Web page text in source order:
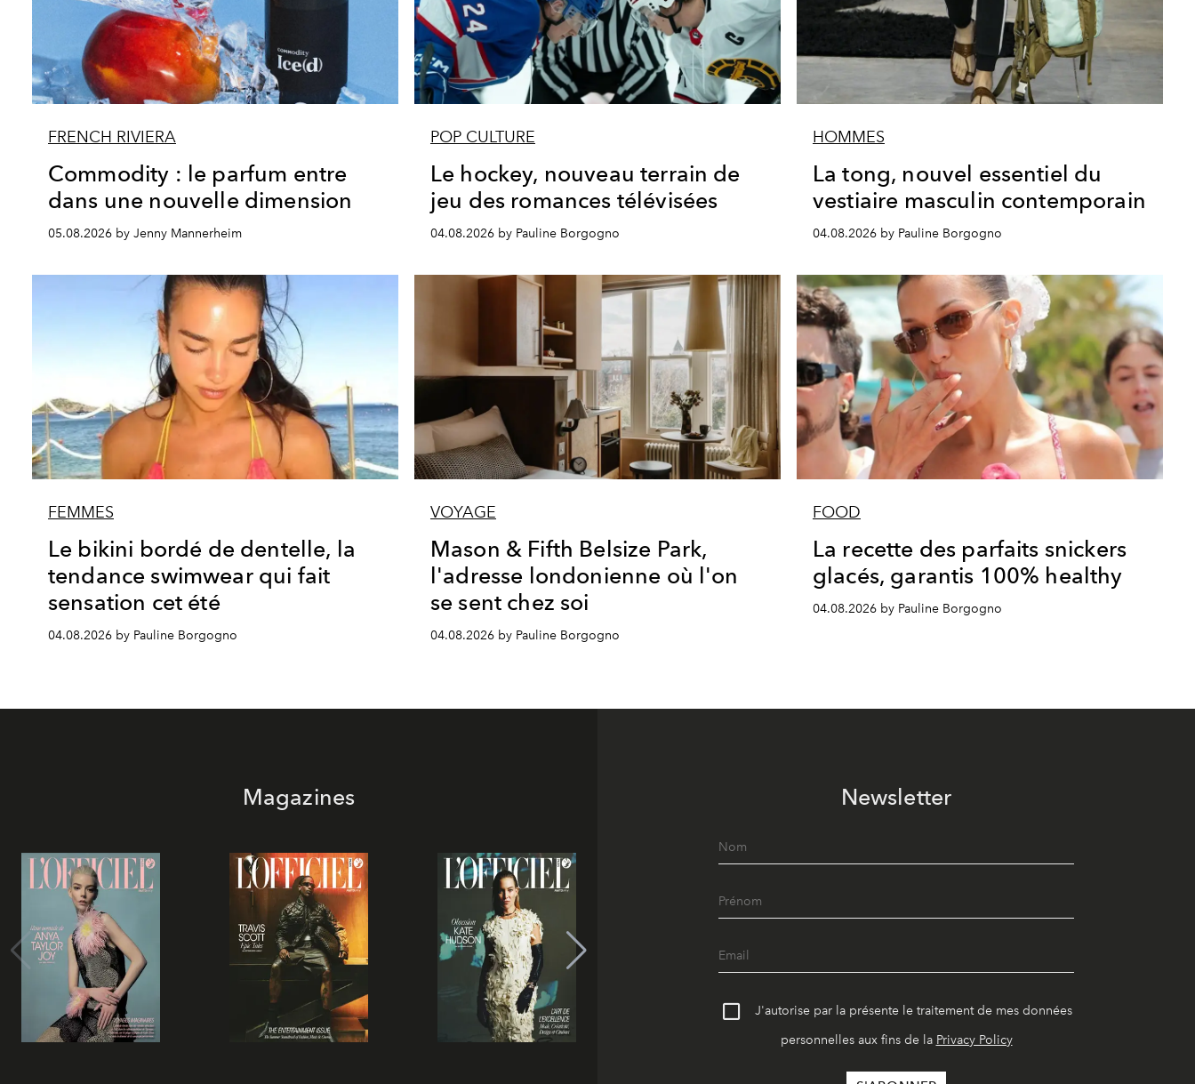
FRENCH RIVIERA
Commodity : le parfum entre
dans une nouvelle dimension
05.08.2026 by Jenny Mannerheim
POP CULTURE
Le hockey, nouveau terrain de
jeu des romances télévisées
04.08.2026 by Pauline Borgogno
HOMMES
La tong, nouvel essentiel du
vestiaire masculin contemporain
04.08.2026 by Pauline Borgogno
FEMMES
Le bikini bordé de dentelle, la
tendance swimwear qui fait
sensation cet été
04.08.2026 by Pauline Borgogno
VOYAGE
Mason & Fifth Belsize Park,
l'adresse londonienne où l'on
se sent chez soi
04.08.2026 by Pauline Borgogno
FOOD
La recette des parfaits snickers
glacés, garantis 100% healthy
04.08.2026 by Pauline Borgogno
Magazines Newsletter
J'autorise par la présente le traitement de mes données
personnelles aux fins de la Privacy Policy